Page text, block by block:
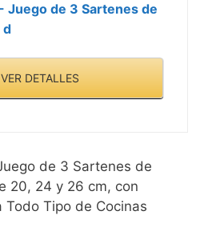
Juego de 3 Sartenes de
d
DETALLES
de 3 Sartenes de
20, 24 y 26 cm, con
Tipo de Cocinas